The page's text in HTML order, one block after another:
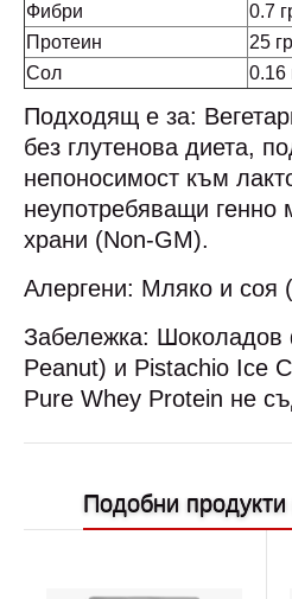
Фибри
0.7
Протеин
25 гр
Сол
0.16
Подходящ е за:
без глутенова диета,
непоносимост към
неупотребяващи
храни (Non-GM).
Алергени: Мляко и соя
Забележка: Шоколадов
Peanut) и Pistachio Ice
Pure Whey Protein не
Подобни